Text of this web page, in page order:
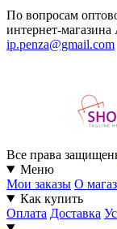
По вопросам
интернет-
ip.penza@gmail.com
Все права
Меню
Мои заказы О
Как купить
Оплата Доставка